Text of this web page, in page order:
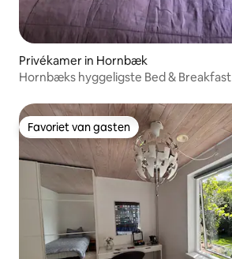
Privékamer in Hornbæk
Hornbæks hyggeligste Bed & Breakfast
Favoriet van gasten
Favoriet van gasten